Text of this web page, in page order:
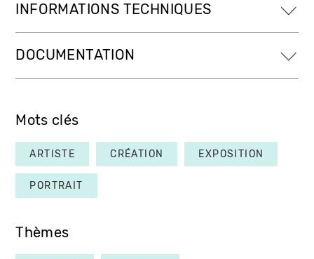
INFORMATIONS TECHNIQUES
DOCUMENTATION
Mots clés
ARTISTE CRÉATION EXPOSITION
PORTRAIT
Thèmes